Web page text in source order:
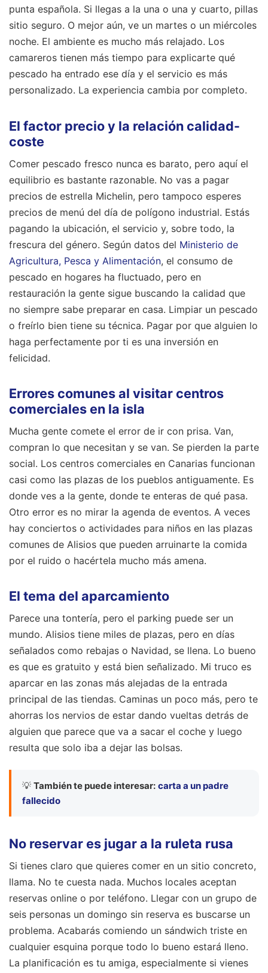
punta española. Si llegas a la una o una y cuarto, pillas
sitio seguro. O mejor aún, ve un martes o un miércoles
noche. El ambiente es mucho más relajado. Los
camareros tienen más tiempo para explicarte qué
pescado ha entrado ese día y el servicio es más
personalizado. La experiencia cambia por completo.
El factor precio y la relación calidad-
coste
Comer pescado fresco nunca es barato, pero aquí el
equilibrio es bastante razonable. No vas a pagar
precios de estrella Michelin, pero tampoco esperes
precios de menú del día de polígono industrial. Estás
pagando la ubicación, el servicio y, sobre todo, la
frescura del género. Según datos del Ministerio de
Agricultura, Pesca y Alimentación, el consumo de
pescado en hogares ha fluctuado, pero en
restauración la gente sigue buscando la calidad que
no siempre sabe preparar en casa. Limpiar un pescado
o freírlo bien tiene su técnica. Pagar por que alguien lo
haga perfectamente por ti es una inversión en
felicidad.
Errores comunes al visitar centros
comerciales en la isla
Mucha gente comete el error de ir con prisa. Van,
compran lo que necesitan y se van. Se pierden la parte
social. Los centros comerciales en Canarias funcionan
casi como las plazas de los pueblos antiguamente. Es
donde ves a la gente, donde te enteras de qué pasa.
Otro error es no mirar la agenda de eventos. A veces
hay conciertos o actividades para niños en las plazas
comunes de Alisios que pueden arruinarte la comida
por el ruido o hacértela mucho más amena.
El tema del aparcamiento
Parece una tontería, pero el parking puede ser un
mundo. Alisios tiene miles de plazas, pero en días
señalados como rebajas o Navidad, se llena. Lo bueno
es que es gratuito y está bien señalizado. Mi truco es
aparcar en las zonas más alejadas de la entrada
principal de las tiendas. Caminas un poco más, pero te
ahorras los nervios de estar dando vueltas detrás de
alguien que parece que va a sacar el coche y luego
resulta que solo iba a dejar las bolsas.
💡 También te puede interesar: carta a un padre
fallecido
No reservar es jugar a la ruleta rusa
Si tienes claro que quieres comer en un sitio concreto,
llama. No te cuesta nada. Muchos locales aceptan
reservas online o por teléfono. Llegar con un grupo de
seis personas un domingo sin reserva es buscarse un
problema. Acabarás comiendo un sándwich triste en
cualquier esquina porque todo lo bueno estará lleno.
La planificación es tu amiga, especialmente si vienes